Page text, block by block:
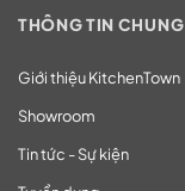
THÔNG TIN CHUNG
Giới thiệu KitchenTown
Showroom
Tin tức - Sự kiện